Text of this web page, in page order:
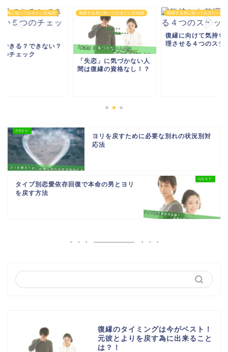
る為に知っておきたい豆知識
できる？できない？
のチェック
復縁する為に知っておきたい豆知識
「失恋」に気づかない人
間は復縁の資格なし！？
復縁する為に知っておきたい豆
復縁に向けて気持ち
理させる４つのステ
ヨリを戻すために必要な別れの状況別対
応法
タイプ別恋愛依存回復で本命の男とヨリ
を戻す方法
復縁のタイミングは今がベスト！
元彼とよりを戻す為に出来ること
は？！